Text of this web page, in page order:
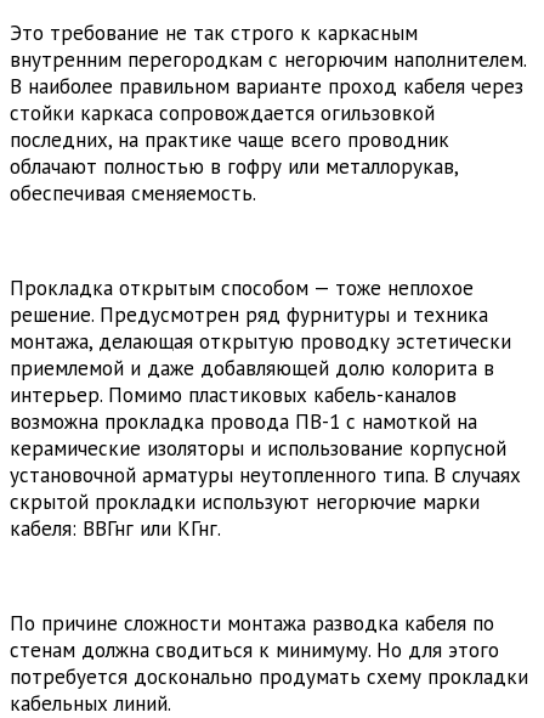
Это требование не так строго к каркасным
внутренним перегородкам с негорючим наполнителем.
В наиболее правильном варианте проход кабеля через
стойки каркаса сопровождается огильзовкой
последних, на практике чаще всего проводник
облачают полностью в гофру или металлорукав,
обеспечивая сменяемость.
Прокладка открытым способом — тоже неплохое
решение. Предусмотрен ряд фурнитуры и техника
монтажа, делающая открытую проводку эстетически
приемлемой и даже добавляющей долю колорита в
интерьер. Помимо пластиковых кабель-каналов
возможна прокладка провода ПВ-1 с намоткой на
керамические изоляторы и использование корпусной
установочной арматуры неутопленного типа. В случаях
скрытой прокладки используют негорючие марки
кабеля: ВВГнг или КГнг.
По причине сложности монтажа разводка кабеля по
стенам должна сводиться к минимуму. Но для этого
потребуется досконально продумать схему прокладки
кабельных линий.